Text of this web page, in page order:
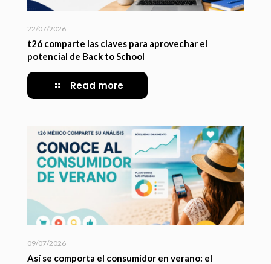
22/07/2026
t2ó comparte las claves para aprovechar el
potencial de Back to School
Read more
09/07/2026
Así se comporta el consumidor en verano: el